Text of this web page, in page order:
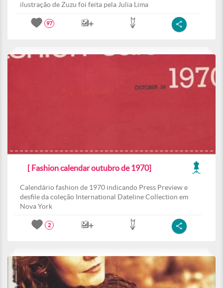
ilustração de Zuzu foi feita pela Julia Lima
97
[ Fashion calendar outubro de 1970]
Calendário fashion de 1970 indicando Press Preview e
desfile da coleção International Dateline Collection em
Nova York
2